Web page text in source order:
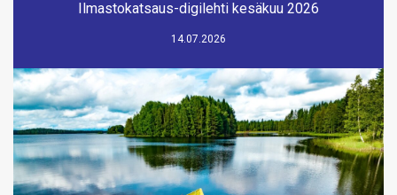
Ilmastokatsaus-digilehti kesäkuu 2026
14.07.2026